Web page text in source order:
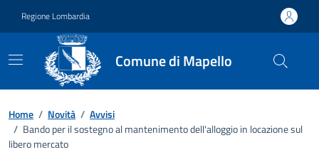
Regione Lombardia
Comune di Mapello
Home / Novità / Avvisi
/ Bando per il sostegno al mantenimento dell'alloggio in locazione sul
libero mercato